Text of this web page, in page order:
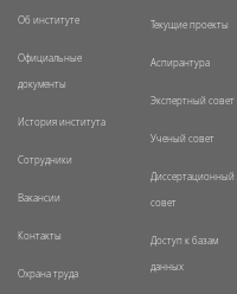
Об институте
Официальные
документы
История института
Сотрудники
Вакансии
Контакты
Охрана труда
Текущие проекты
Аспирантура
Экспертный совет
Ученый совет
Диссертационный
совет
Доступ к базам
данных